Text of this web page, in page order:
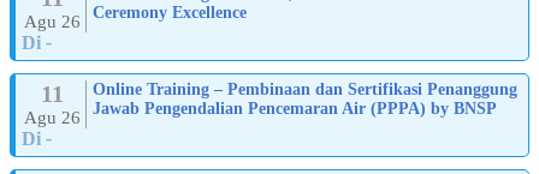
Agu 26
Ceremony Excellence
Di -
11
Agu 26
Online Training – Pembinaan dan Sertifikasi Penanggung
Jawab Pengendalian Pencemaran Air (PPPA) by BNSP
Di -